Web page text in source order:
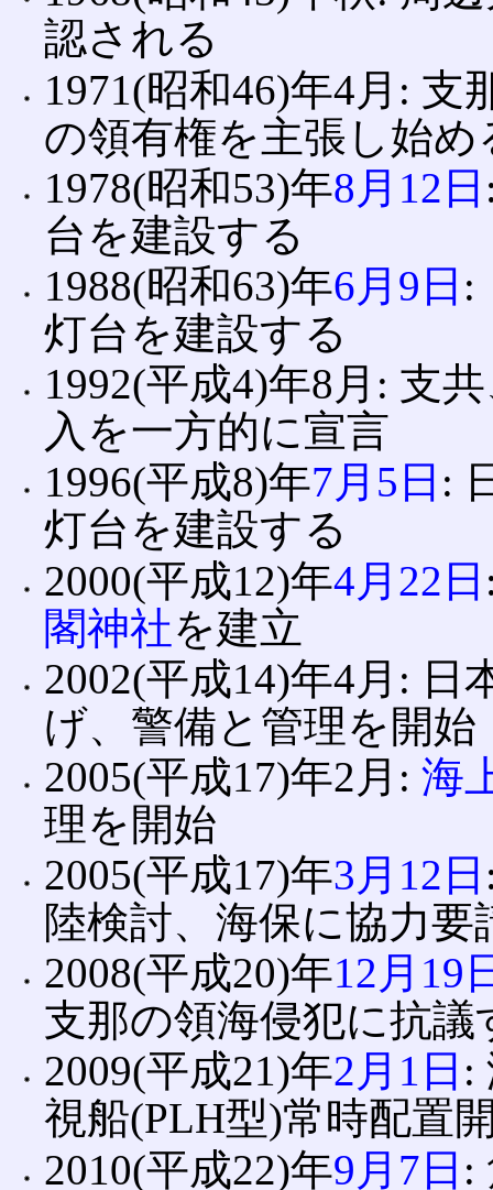
認される
1971(昭和46)年4月:
の領有権を主張し始め
1978(昭和53)年8月12日
台を建設する
1988(昭和63)年6月9日 :
灯台を建設する
1992(平成4)年8月: 支
入を一方的に宣言
1996(平成8)年7月5日 :
灯台を建設する
2000(平成12)年4月22日
閣神社を建立
2002(平成14)年4月:
げ、警備と管理を開始
2005(平成17)年2月: 海
理を開始
2005(平成17)年3月12日
陸検討、海保に協力要
2008(平成20)年12月19
支那の領海侵犯に抗議
2009(平成21)年2月1日 :
視船(PLH型)常時配置
2010(平成22)年9月7日 :